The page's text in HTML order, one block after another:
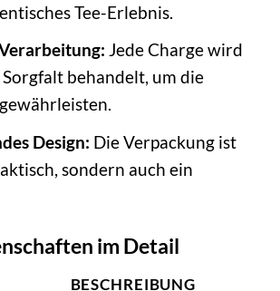
Tee-Erlebnis.
Jede Charge wird
behandelt, um die
Design: Die Verpackung ist
sondern auch ein
im Detail
BESCHREIBUNG